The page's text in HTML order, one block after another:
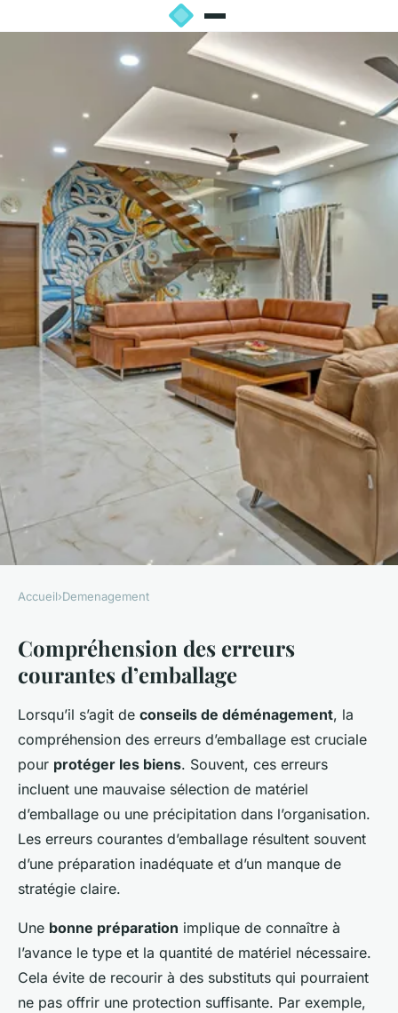
DEMENAGEMENT
Les erreurs courantes à éviter
lors de l'emballage pour
déménagement
Luna • 2 janvier 2025 • 4 min de lecture
Accueil›Demenagement
Compréhension des erreurs
courantes d’emballage
Lorsqu’il s’agit de conseils de déménagement, la
compréhension des erreurs d’emballage est cruciale
pour protéger les biens. Souvent, ces erreurs
incluent une mauvaise sélection de matériel
d’emballage ou une précipitation dans l’organisation.
Les erreurs courantes d’emballage résultent souvent
d’une préparation inadéquate et d’un manque de
stratégie claire.
Une bonne préparation implique de connaître à
l’avance le type et la quantité de matériel nécessaire.
Cela évite de recourir à des substituts qui pourraient
ne pas offrir une protection suffisante. Par exemple,